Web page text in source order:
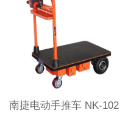
南捷电动手推车 NK-102